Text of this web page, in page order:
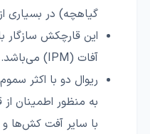
گیاهچه) در بسیاری
این قارچکش سازگار
آفات (IPM) می‌باشد.
ریوال دو با اکثر
به منظور اطمینان
با سایر آفت کش‌ها و